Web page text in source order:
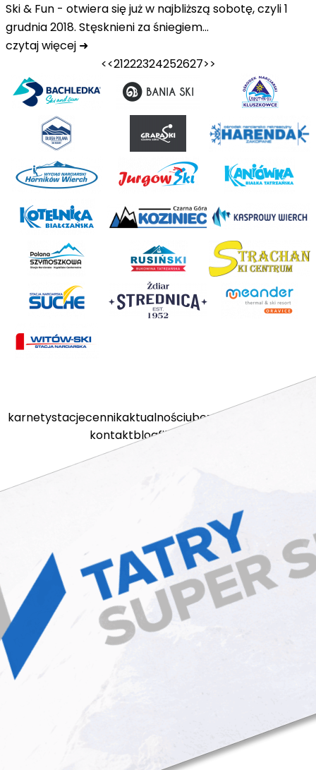
Ski & Fun - otwiera się już w najbliższą sobotę, czyli 1
grudnia 2018. Stęsknieni za śniegiem…
czytaj więcej ➜
<<21222324252627>>
karnetystacjecennikaktualnościubezpieczenia
kontaktblogfilmy